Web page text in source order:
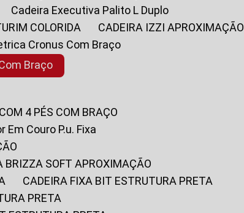
Cadeira Executiva Palito L Duplo
COLORIDA
CADEIRA IZZI APROXIMAÇÃO
Cronus Com Braço
Braço
4 PÉS COM BRAÇO
Em Couro P.u. Fixa
BRIZZA SOFT APROXIMAÇÃO
CADEIRA FIXA BIT ESTRUTURA PRETA
PRETA